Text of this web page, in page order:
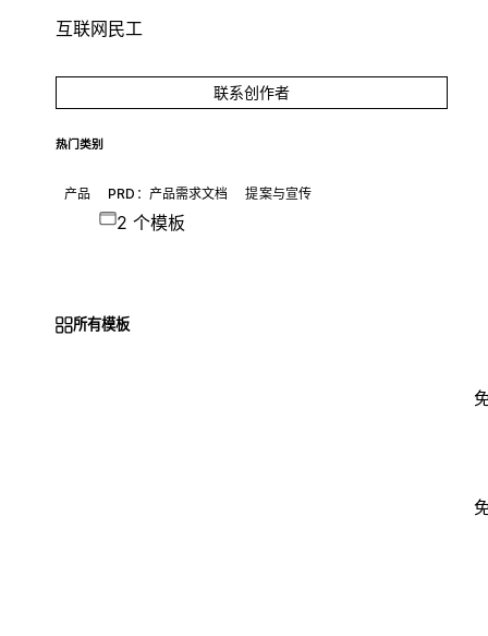
互联网民工
联系创作者
热门类别
产品 PRD：产品需求文档 提案与宣传
2 个模板
所有模板